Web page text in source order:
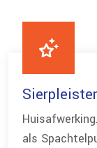
Sierpleister
als
5
0